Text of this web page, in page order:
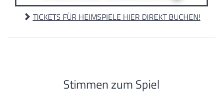
TICKETS FÜR HEIMSPIELE HIER DIREKT BUCHEN!
Stimmen zum Spiel